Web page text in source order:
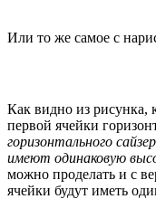
Или то же самое с
Как видно из рисунка,
первой ячейки
горизонтального
имеют одинаковую
можно проделать и с
ячейки будут иметь